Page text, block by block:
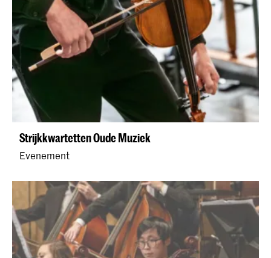
Strijkkwartetten Oude Muziek
Evenement